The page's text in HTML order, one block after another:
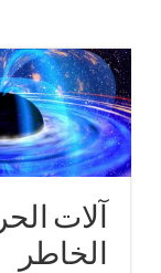
آلات
الخاطر